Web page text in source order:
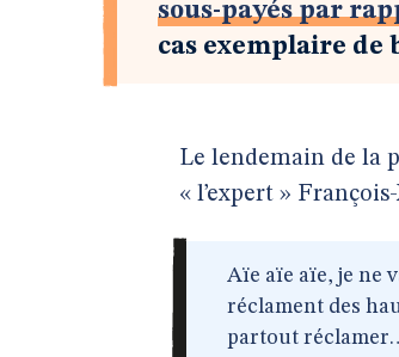
sous-payés par
cas exemplaire de
Le lendemain de la
« l’expert »
Aïe aïe aïe, je ne
réclament des
partout réclamer…